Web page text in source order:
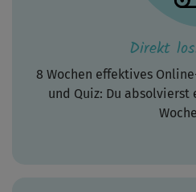
Direkt
8 Wochen effektives
und Quiz: Du